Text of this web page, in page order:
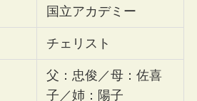
国立アカデミー
チェリスト
父：忠俊／母：佐喜
子／姉：陽子